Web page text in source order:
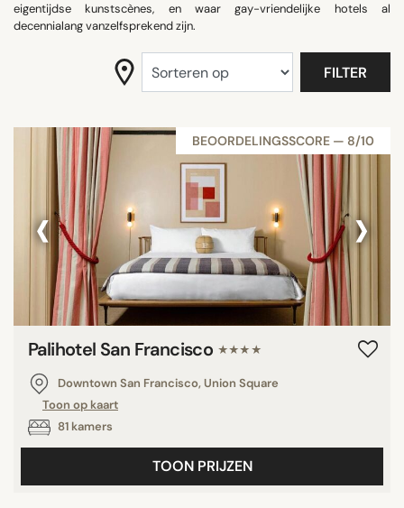
eigentijdse kunstscènes, en waar gay-vriendelijke hotels al
decennialang vanzelfsprekend zijn.
FILTER
BEOORDELINGSSCORE — 8/10
‹ ›
Palihotel San Francisco ★★★★
Downtown San Francisco, Union Square
Toon op kaart
81 kamers
TOON PRIJZEN